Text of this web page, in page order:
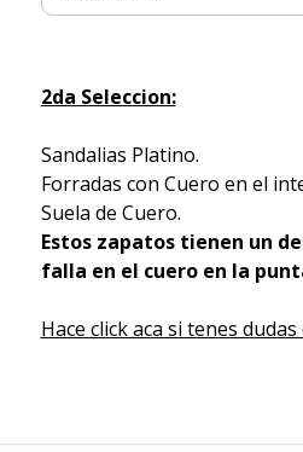
2da Seleccion:
Sandalias Platino.
Forradas con Cuero en el
Suela de Cuero.
Estos zapatos tienen un
falla en el cuero en la
Hace click aca si tenes